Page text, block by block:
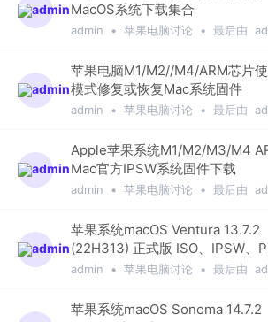
MacOS系统下载集合
admin • 苹果电脑讨论 • 最后由
苹果电脑M1/M2//M4/ARM芯片
模式修复或恢复Mac系统固件
admin • 苹果电脑讨论 • 最后由
Apple苹果系统M1/M2/M3/M4
Mac官方IPSW系统固件下载
admin • 苹果电脑讨论 • 最后由
苹果系统macOS Ventura 13.7.2
(22H313) 正式版 ISO、IPSW、
admin • 苹果电脑讨论 • 最后由
苹果系统macOS Sonoma 14.7.2